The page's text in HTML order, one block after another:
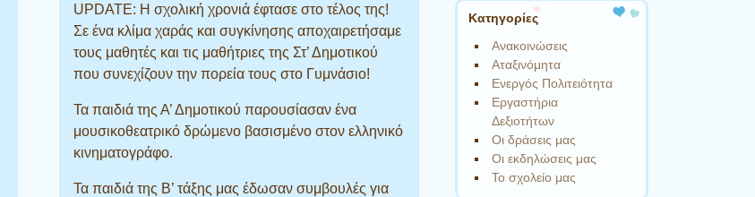
UPDATE: Η σχολική χρονιά έφτασε στο τέλος της!
Σε ένα κλίμα χαράς και συγκίνησης αποχαιρετήσαμε
τους μαθητές και τις μαθήτριες της Στ’ Δημοτικού
που συνεχίζουν την πορεία τους στο Γυμνάσιο!
Τα παιδιά της Α’ Δημοτικού παρουσίασαν ένα
μουσικοθεατρικό δρώμενο βασισμένο στον ελληνικό
κινηματογράφο.
Τα παιδιά της Β’ τάξης μας έδωσαν συμβουλές για
Kατηγορίες
Ανακοινώσεις
Αταξινόμητα
Ενεργός Πολιτειότητα
Εργαστήρια
Δεξιοτήτων
Οι δράσεις μας
Οι εκδηλώσεις μας
Το σχολείο μας